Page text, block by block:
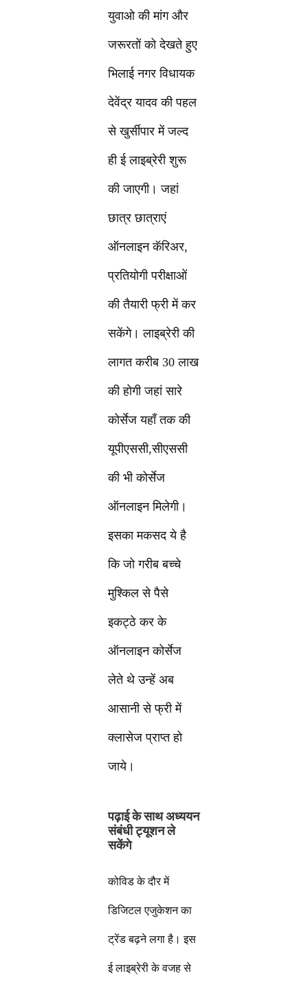
युवाओ की मांग और
जरूरतों को देखते हुए
भिलाई नगर विधायक
देवेंद्र यादव की पहल
से खुर्सीपार में जल्द
ही ई लाइब्रेरी शुरू
की जाएगी। जहां
छात्र छात्राएं
ऑनलाइन कॅरिअर,
प्रतियोगी परीक्षाओं
की तैयारी फ्री में कर
सकेंगे। लाइब्रेरी की
लागत करीब 30 लाख
की होगी जहां सारे
कोर्सेज यहाँ तक की
यूपीएससी,सीएससी
की भी कोर्सेज
ऑनलाइन मिलेगी।
इसका मकसद ये है
कि जो गरीब बच्चे
मुश्किल से पैसे
इकट्ठे कर के
ऑनलाइन कोर्सेज
लेते थे उन्हें अब
आसानी से फ्री में
क्लासेज प्राप्त हो
जाये।
पढ़ाई के साथ अध्ययन
संबंधी ट्यूशन ले
सकेंगे
कोविड के दौर में
डिजिटल एजुकेशन का
ट्रेंड बढ़ने लगा है। इस
ई लाइब्रेरी के वजह से